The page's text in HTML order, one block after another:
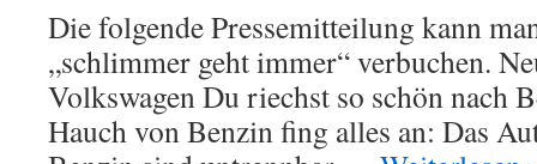
Die folgende Pressemitteilung kann
„schlimmer geht immer“ verbuchen.
Volkswagen Du riechst so schön nach
Hauch von Benzin fing alles an: Das